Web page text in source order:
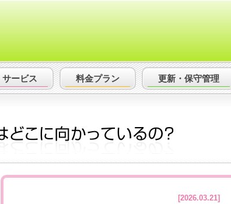
サービス 料金プラン 更新・保守管理
[2026.03.21]